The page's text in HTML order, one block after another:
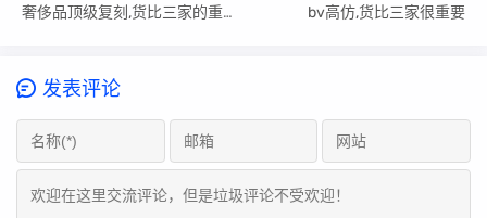
奢侈品顶级复刻,货比三家的重要性
bv高仿,货比三家很重要
发表评论